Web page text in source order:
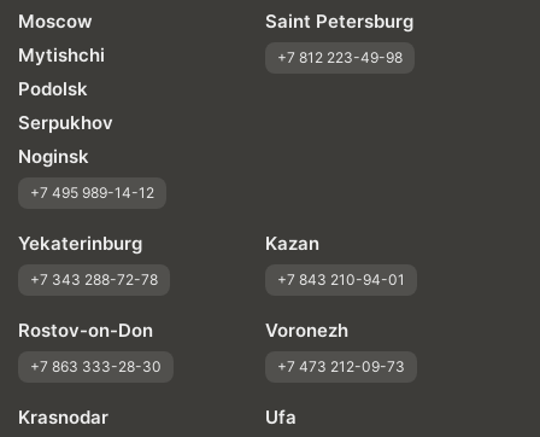
Moscow
Mytishchi
Podolsk
Serpukhov
Noginsk
+7 495 989-14-12
Saint Petersburg
+7 812 223-49-98
Yekaterinburg
+7 343 288-72-78
Kazan
+7 843 210-94-01
Rostov-on-Don
+7 863 333-28-30
Voronezh
+7 473 212-09-73
Krasnodar Ufa